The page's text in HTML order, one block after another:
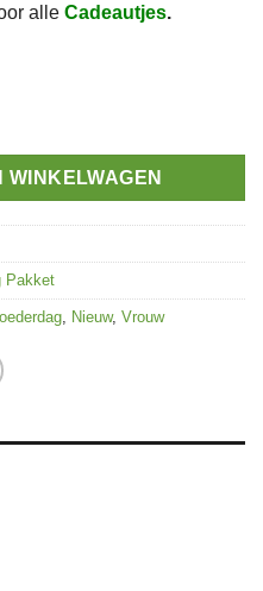
alle Cadeautjes.
WINKELWAGEN
Pakket
, Nieuw, Vrouw